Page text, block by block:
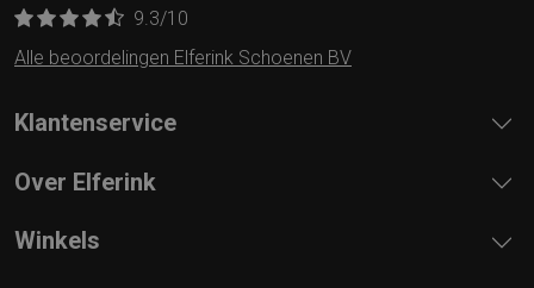
9.3/10
Alle beoordelingen Elferink Schoenen BV
Klantenservice
Over Elferink
Winkels